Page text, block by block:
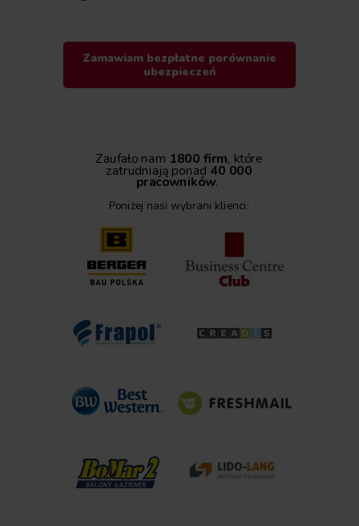
Zamawiam bezpłatne porównanie
ubezpieczeń
Zaufało nam 1800 firm, które
zatrudniają ponad 40 000
pracowników.
Poniżej nasi wybrani klienci: